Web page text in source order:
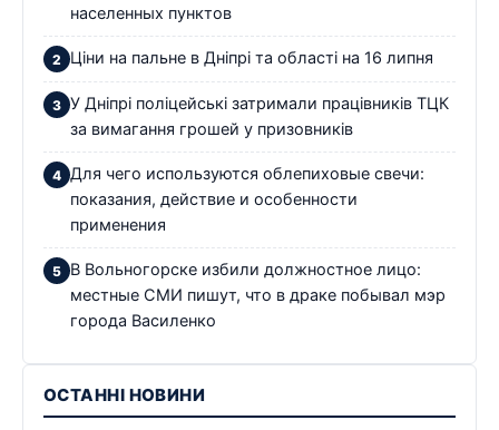
населенных пунктов
Ціни на пальне в Дніпрі та області на 16 липня
У Дніпрі поліцейські затримали працівників ТЦК
за вимагання грошей у призовників
Для чего используются облепиховые свечи:
показания, действие и особенности
применения
В Вольногорске избили должностное лицо:
местные СМИ пишут, что в драке побывал мэр
города Василенко
ОСТАННІ НОВИНИ